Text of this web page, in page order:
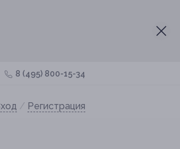
8 (495) 800-15-34
/ Регистрация